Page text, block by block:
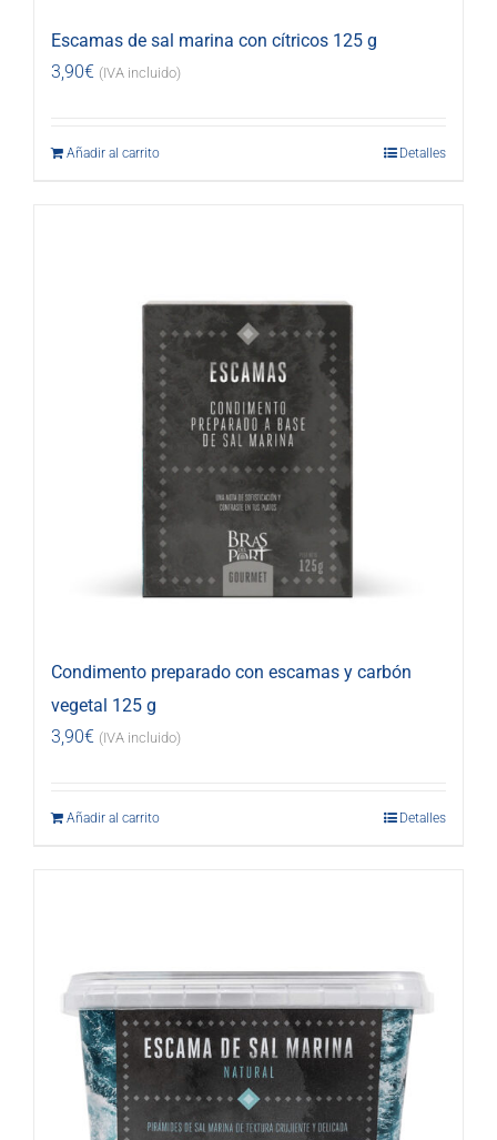
Escamas de sal marina con cítricos 125 g
3,90€ (IVA incluido)
Añadir al carrito Detalles
Condimento preparado con escamas y carbón
vegetal 125 g
3,90€ (IVA incluido)
Añadir al carrito Detalles